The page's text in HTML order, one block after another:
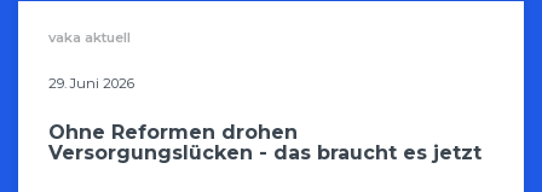
vaka aktuell
29. Juni 2026
Ohne Reformen drohen
Versorgungslücken - das braucht es jetzt